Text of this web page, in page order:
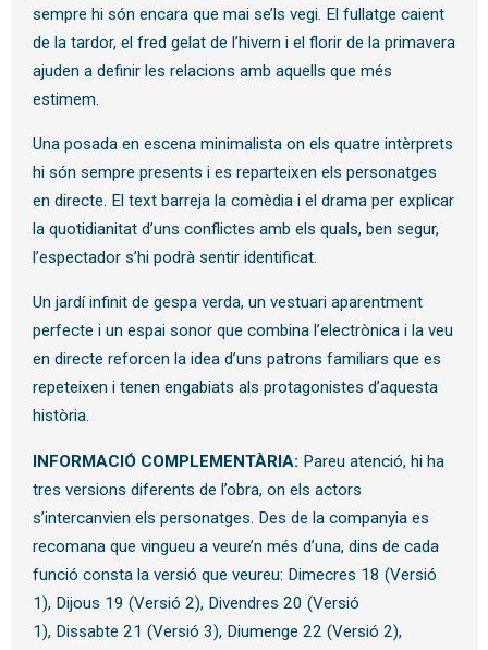
sempre hi són encara que mai se’ls vegi. El fullatge caient
de la tardor, el fred gelat de l’hivern i el florir de la primavera
ajuden a definir les relacions amb aquells que més
estimem.
Una posada en escena minimalista on els quatre intèrprets
hi són sempre presents i es reparteixen els personatges
en directe. El text barreja la comèdia i el drama per explicar
la quotidianitat d’uns conflictes amb els quals, ben segur,
l’espectador s’hi podrà sentir identificat.
Un jardí infinit de gespa verda, un vestuari aparentment
perfecte i un espai sonor que combina l’electrònica i la veu
en directe reforcen la idea d’uns patrons familiars que es
repeteixen i tenen engabiats als protagonistes d’aquesta
història.
INFORMACIÓ COMPLEMENTÀRIA: Pareu atenció, hi ha
tres versions diferents de l’obra, on els actors
s’intercanvien els personatges. Des de la companyia es
recomana que vingueu a veure’n més d’una, dins de cada
funció consta la versió que veureu: Dimecres 18 (Versió
1), Dijous 19 (Versió 2), Divendres 20 (Versió
1), Dissabte 21 (Versió 3), Diumenge 22 (Versió 2),